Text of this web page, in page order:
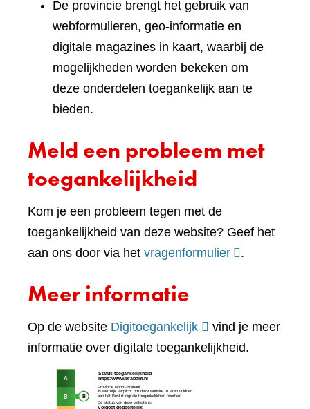
De provincie brengt het gebruik van
webformulieren, geo-informatie en
digitale magazines in kaart, waarbij de
mogelijkheden worden bekeken om
deze onderdelen toegankelijk aan te
bieden.
Meld een probleem met
toegankelijkheid
Kom je een probleem tegen met de
toegankelijkheid van deze website? Geef het
aan ons door via het vragenformulier(verwijst
website)
.
Meer informatie
Op de website Digitoegankelijk(verwijst
naar
vind je meer
informatie over digitale toegankelijkheid.